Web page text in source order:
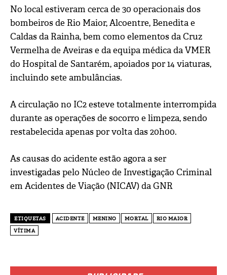
No local estiveram cerca de 30 operacionais dos
bombeiros de Rio Maior, Alcoentre, Benedita e
Caldas da Rainha, bem como elementos da Cruz
Vermelha de Aveiras e da equipa médica da VMER
do Hospital de Santarém, apoiados por 14 viaturas,
incluindo sete ambulâncias.
A circulação no IC2 esteve totalmente interrompida
durante as operações de socorro e limpeza, sendo
restabelecida apenas por volta das 20h00.
As causas do acidente estão agora a ser
investigadas pelo Núcleo de Investigação Criminal
em Acidentes de Viação (NICAV) da GNR
ETIQUETAS ACIDENTE MENINO MORTAL
RIO MAIOR
VÍTIMA